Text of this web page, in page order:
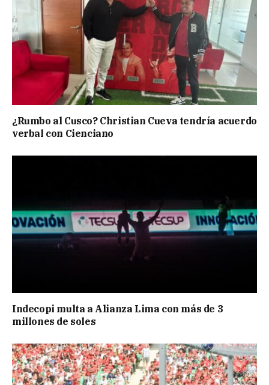
¿Rumbo al Cusco? Christian Cueva tendría acuerdo
verbal con Cienciano
Indecopi multa a Alianza Lima con más de 3
millones de soles